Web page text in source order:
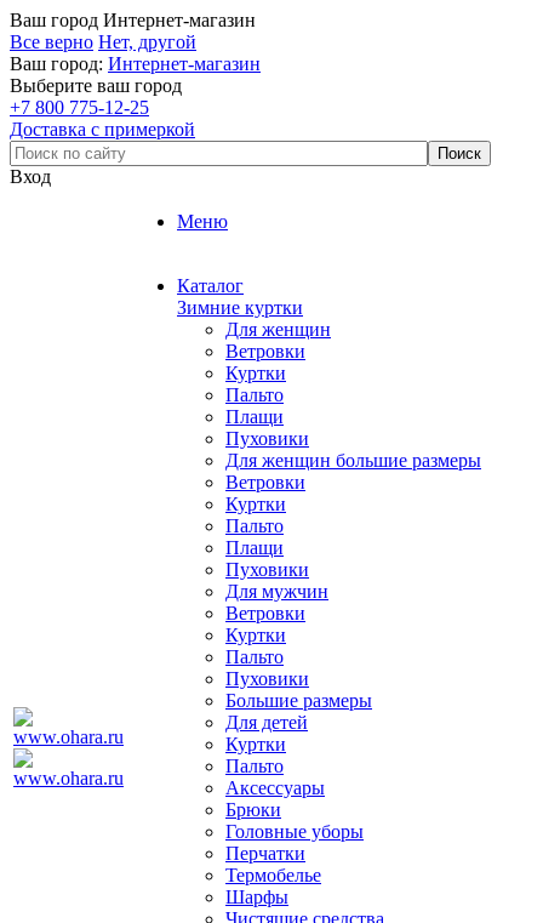
Ваш город Интернет-магазин
Все верно Нет, другой
Ваш город: Интернет-магазин
Выберите ваш город
+7 800 775-12-25
Доставка с примеркой
Вход
Меню
Каталог
Зимние куртки
Для женщин
Ветровки
Куртки
Пальто
Плащи
Пуховики
Для женщин большие размеры
Ветровки
Куртки
Пальто
Плащи
Пуховики
Для мужчин
Ветровки
Куртки
Пальто
Пуховики
Большие размеры
Для детей
Куртки
Пальто
Аксессуары
Брюки
Головные уборы
Перчатки
Термобелье
Шарфы
Чистящие средства